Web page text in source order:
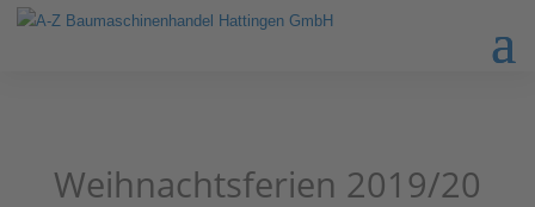
Weihnachtsferien 2019/20